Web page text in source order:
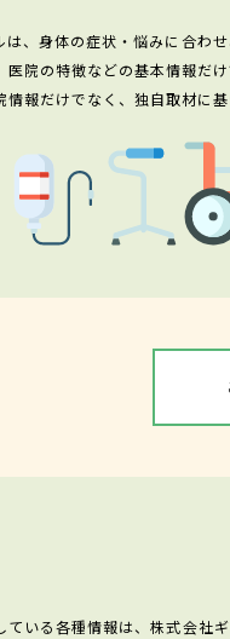
は、身体の症状・悩みに合わ
院の特徴などの基本情報だ
情報だけでなく、独自取材に
ている各種情報は、株式会社